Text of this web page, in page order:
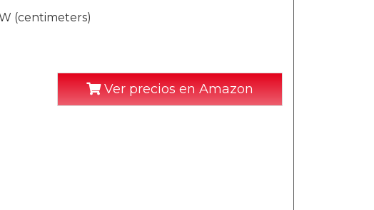
(centimeters)
Ver precios en Amazon